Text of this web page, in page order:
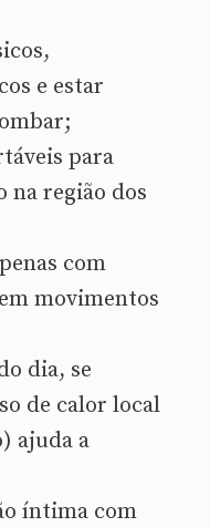
e estar
para
na região dos
com
movimentos
dia, se
de calor local
ajuda a
íntima com